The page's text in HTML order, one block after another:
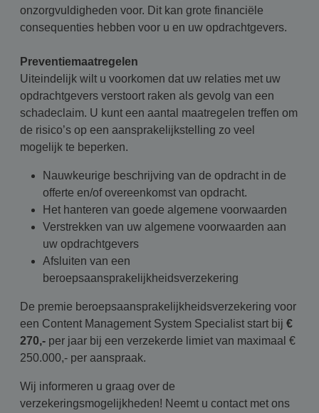
onzorgvuldigheden voor. Dit kan grote financiële
consequenties hebben voor u en uw opdrachtgevers.
Preventiemaatregelen
Uiteindelijk wilt u voorkomen dat uw relaties met uw
opdrachtgevers verstoort raken als gevolg van een
schadeclaim. U kunt een aantal maatregelen treffen om
de risico’s op een aansprakelijkstelling zo veel
mogelijk te beperken.
Nauwkeurige beschrijving van de opdracht in de
offerte en/of overeenkomst van opdracht.
Het hanteren van goede algemene voorwaarden
Verstrekken van uw algemene voorwaarden aan
uw opdrachtgevers
Afsluiten van een
beroepsaansprakelijkheidsverzekering
De premie beroepsaansprakelijkheidsverzekering voor
een Content Management System Specialist start bij €
270,- per jaar bij een verzekerde limiet van maximaal €
250.000,- per aanspraak.
Wij informeren u graag over de
verzekeringsmogelijkheden! Neemt u contact met ons